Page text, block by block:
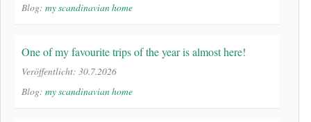
Blog: my scandinavian home
One of my favourite trips of the year is almost here!
Veröffentlicht: 30.7.2026
Blog: my scandinavian home